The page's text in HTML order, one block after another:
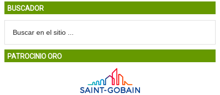
BUSCADOR
PATROCINIO ORO